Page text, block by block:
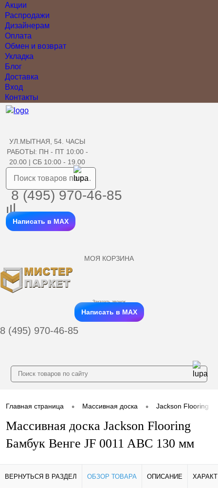
Акции
Распродажи
Дизайнерам
Оплата
Обмен и возврат
Укладка
Блог
Доставка
Вход
Контакты
УЛ.МЫТНАЯ, 54. ЧАСЫ
РАБОТЫ: ПН - ПТ 10:00 -
20.00 | СБ 10:00 - 19.00
8 (495) 970-46-85
Написать в MAX
МОЯ КОРЗИНА
Заказать звонок
Написать в MAX
8 (495) 970-46-85
Главная страница • Массивная доска • Jackson Flooring
Массивная доска Jackson Flooring
Бамбук Венге JF 0011 ABC 130 мм
ВЕРНУТЬСЯ В РАЗДЕЛ ОБЗОР ТОВАРА ОПИСАНИЕ